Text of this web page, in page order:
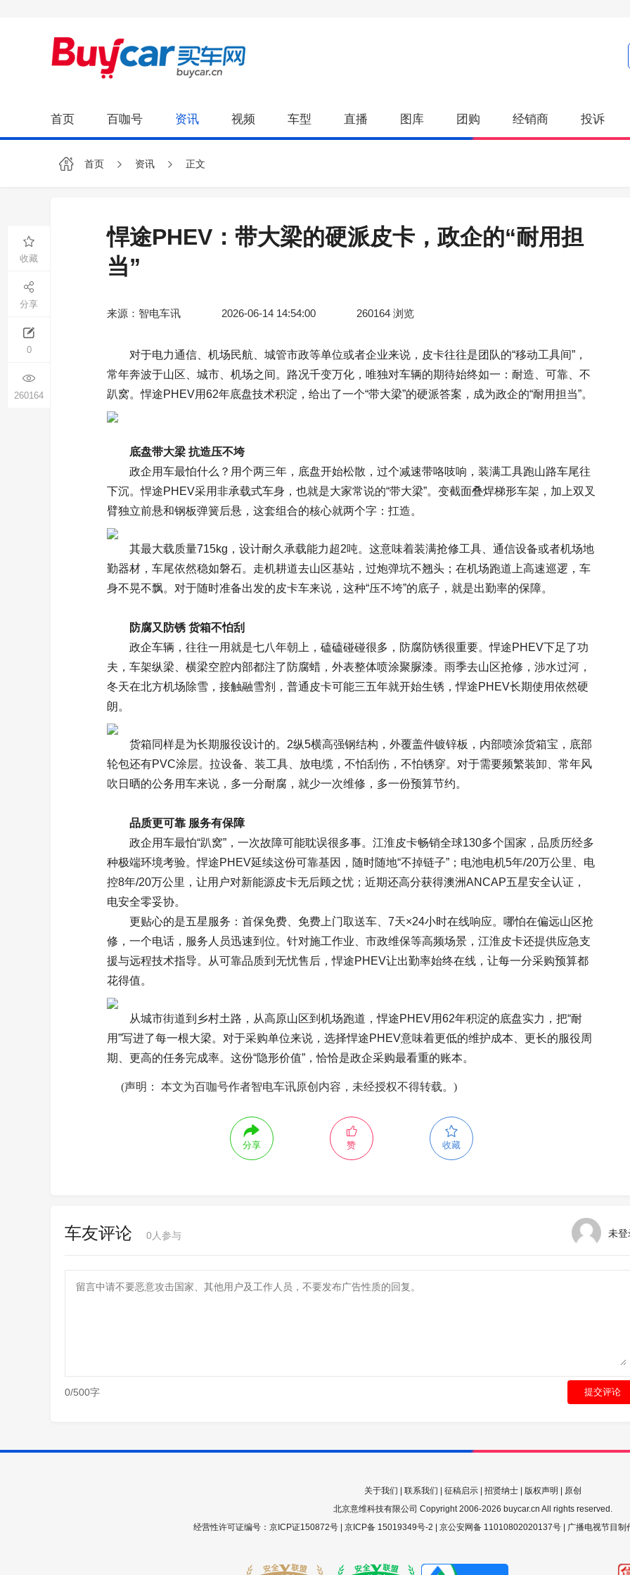
首页 百咖号 资讯 视频 车型 直播 图库 团购 经销商 投诉
首页 资讯 正文
悍途PHEV：带大梁的硬派皮卡，政企的“耐用担
当”
来源：智电车讯 2026-06-14 14:54:00 260164 浏览
收藏
分享
0
260164
对于电力通信、机场民航、城管市政等单位或者企业来说，皮卡往往是团队的“移动工具间”，
常年奔波于山区、城市、机场之间。路况千变万化，唯独对车辆的期待始终如一：耐造、可靠、不
趴窝。悍途PHEV用62年底盘技术积淀，给出了一个“带大梁”的硬派答案，成为政企的“耐用担当”。
底盘带大梁 抗造压不垮
政企用车最怕什么？用个两三年，底盘开始松散，过个减速带咯吱响，装满工具跑山路车尾往
下沉。悍途PHEV采用非承载式车身，也就是大家常说的“带大梁”。变截面叠焊梯形车架，加上双叉
臂独立前悬和钢板弹簧后悬，这套组合的核心就两个字：扛造。
其最大载质量715kg，设计耐久承载能力超2吨。这意味着装满抢修工具、通信设备或者机场地
勤器材，车尾依然稳如磐石。走机耕道去山区基站，过炮弹坑不翘头；在机场跑道上高速巡逻，车
身不晃不飘。对于随时准备出发的皮卡车来说，这种“压不垮”的底子，就是出勤率的保障。
防腐又防锈 货箱不怕刮
政企车辆，往往一用就是七八年朝上，磕磕碰碰很多，防腐防锈很重要。悍途PHEV下足了功
夫，车架纵梁、横梁空腔内部都注了防腐蜡，外表整体喷涂聚脲漆。雨季去山区抢修，涉水过河，
冬天在北方机场除雪，接触融雪剂，普通皮卡可能三五年就开始生锈，悍途PHEV长期使用依然硬
朗。
货箱同样是为长期服役设计的。2纵5横高强钢结构，外覆盖件镀锌板，内部喷涂货箱宝，底部
轮包还有PVC涂层。拉设备、装工具、放电缆，不怕刮伤，不怕锈穿。对于需要频繁装卸、常年风
吹日晒的公务用车来说，多一分耐腐，就少一次维修，多一份预算节约。
品质更可靠 服务有保障
政企用车最怕“趴窝”，一次故障可能耽误很多事。江淮皮卡畅销全球130多个国家，品质历经多
种极端环境考验。悍途PHEV延续这份可靠基因，随时随地“不掉链子”；电池电机5年/20万公里、电
控8年/20万公里，让用户对新能源皮卡无后顾之忧；近期还高分获得澳洲ANCAP五星安全认证，
电安全零妥协。
更贴心的是五星服务：首保免费、免费上门取送车、7天×24小时在线响应。哪怕在偏远山区抢
修，一个电话，服务人员迅速到位。针对施工作业、市政维保等高频场景，江淮皮卡还提供应急支
援与远程技术指导。从可靠品质到无忧售后，悍途PHEV让出勤率始终在线，让每一分采购预算都
花得值。
从城市街道到乡村土路，从高原山区到机场跑道，悍途PHEV用62年积淀的底盘实力，把“耐
用”写进了每一根大梁。对于采购单位来说，选择悍途PHEV意味着更低的维护成本、更长的服役周
期、更高的任务完成率。这份“隐形价值”，恰恰是政企采购最看重的账本。
(声明： 本文为百咖号作者智电车讯原创内容，未经授权不得转载。)
分享 赞 收藏
未登
车友评论 0 人参与
0/500字 提交评论
关于我们 | 联系我们 | 征稿启示| 招贤纳士| 版权声明 | 原创
北京意维科技有限公司 Copyright 2006-2026 buycar.cn All rights reserved.
经营性许可证编号：京ICP证150872号 | 京ICP备 15019349号-2 | 京公安网备 11010802020137号| 广播电视节目制